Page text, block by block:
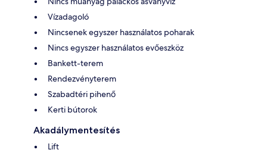
Vízadagoló
Nincsenek egyszer használatos poharak
Nincs egyszer használatos evőeszköz
Bankett-terem
Rendezvényterem
Szabadtéri pihenő
Kerti bútorok
Akadálymentesítés
Lift